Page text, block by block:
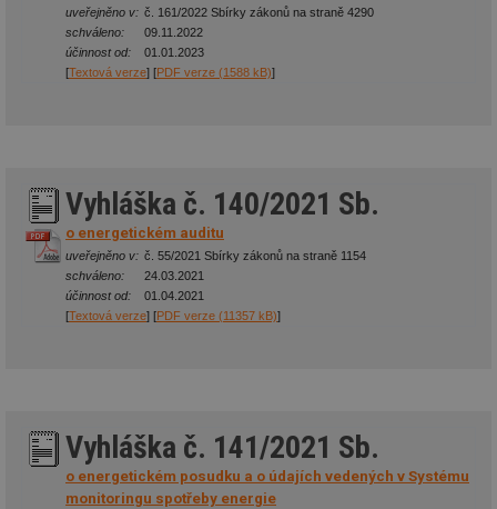
uveřejněno v: č. 161/2022 Sbírky zákonů na straně 4290
schváleno:
09.11.2022
účinnost od:
01.01.2023
[Textová verze] [PDF verze (1588 kB)]
Vyhláška č. 140/2021 Sb.
o energetickém auditu
uveřejněno v: č. 55/2021 Sbírky zákonů na straně 1154
schváleno:
24.03.2021
účinnost od:
01.04.2021
[Textová verze] [PDF verze (11357 kB)]
Vyhláška č. 141/2021 Sb.
o energetickém posudku a o údajích vedených v Systému
monitoringu spotřeby energie